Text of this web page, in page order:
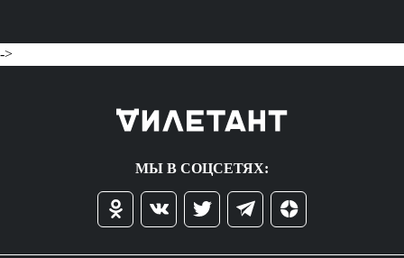
->
МЫ В СОЦСЕТЯХ: